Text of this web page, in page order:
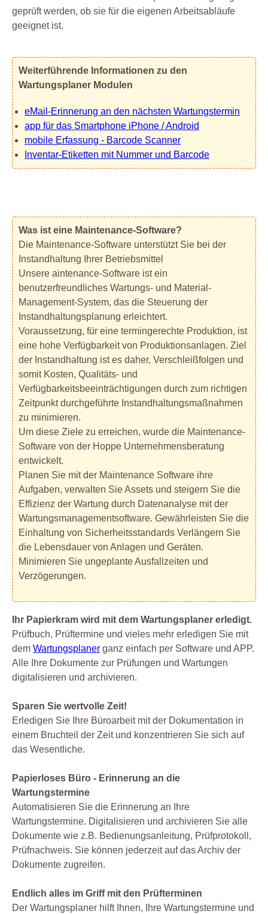
geprüft werden, ob sie für die eigenen Arbeitsabläufe
geeignet ist.
Weiterführende Informationen zu den
Wartungsplaner Modulen
eMail-Erinnerung an den nächsten Wartungstermin
app für das Smartphone iPhone / Android
mobile Erfassung - Barcode Scanner
Inventar-Etiketten mit Nummer und Barcode
Was ist eine Maintenance-Software?
Die Maintenance-Software unterstützt Sie bei der
Instandhaltung Ihrer Betriebsmittel
Unsere aintenance-Software ist ein
benutzerfreundliches Wartungs- und Material-
Management-System, das die Steuerung der
Instandhaltungsplanung erleichtert.
Voraussetzung, für eine termingerechte Produktion, ist
eine hohe Verfügbarkeit von Produktionsanlagen. Ziel
der Instandhaltung ist es daher, Verschleißfolgen und
somit Kosten, Qualitäts- und
Verfügbarkeitsbeeinträchtigungen durch zum richtigen
Zeitpunkt durchgeführte Instandhaltungsmaßnahmen
zu minimieren.
Um diese Ziele zu erreichen, wurde die Maintenance-
Software von der Hoppe Unternehmensberatung
entwickelt.
Planen Sie mit der Maintenance Software ihre
Aufgaben, verwalten Sie Assets und steigern Sie die
Effizienz der Wartung durch Datenanalyse mit der
Wartungsmanagementsoftware. Gewährleisten Sie die
Einhaltung von Sicherheitsstandards Verlängern Sie
die Lebensdauer von Anlagen und Geräten.
Minimieren Sie ungeplante Ausfallzeiten und
Verzögerungen.
Ihr Papierkram wird mit dem Wartungsplaner erledigt.
Prüfbuch, Prüftermine und vieles mehr erledigen Sie mit
dem Wartungsplaner ganz einfach per Software und APP.
Alle Ihre Dokumente zur Prüfungen und Wartungen
digitalisieren und archivieren.
Sparen Sie wertvolle Zeit!
Erledigen Sie Ihre Büroarbeit mit der Dokumentation in
einem Bruchteil der Zeit und konzentrieren Sie sich auf
das Wesentliche.
Papierloses Büro - Erinnerung an die
Wartungstermine
Automatisieren Sie die Erinnerung an Ihre
Wartungstermine. Digitalisieren und archivieren Sie alle
Dokumente wie z.B. Bedienungsanleitung, Prüfprotokoll,
Prüfnachweis. Sie können jederzeit auf das Archiv der
Dokumente zugreifen.
Endlich alles im Griff mit den Prüfterminen
Der Wartungsplaner hilft Ihnen, Ihre Wartungstermine und